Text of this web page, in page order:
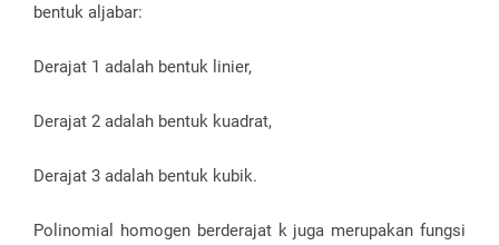
bentuk aljabar:
Derajat 1 adalah bentuk linier,
Derajat 2 adalah bentuk kuadrat,
Derajat 3 adalah bentuk kubik.
Polinomial homogen berderajat k juga merupakan fungsi